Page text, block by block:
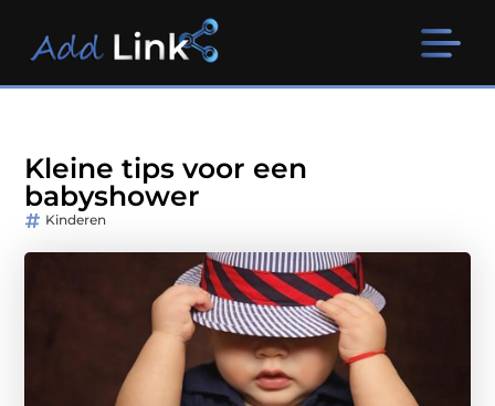
Kleine tips voor een
babyshower
Kinderen